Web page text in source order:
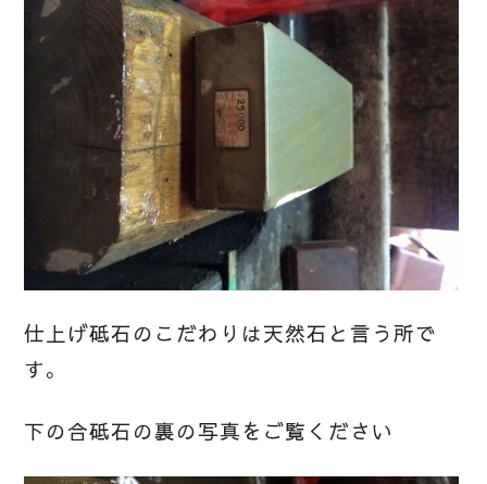
仕上げ砥石のこだわりは天然石と言う所で
す。
下の合砥石の裏の写真をご覧ください